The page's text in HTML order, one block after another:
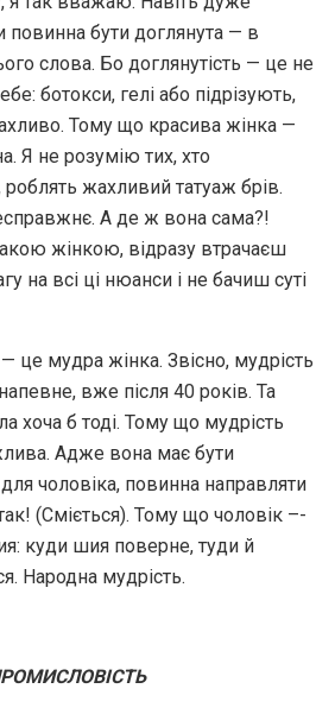
повинна бути доглянута — в
слова. Бо доглянутість — це не
ботокси, гелі або підрізують,
Тому що красива жінка —
Я не розумію тих, хто
роблять жахливий татуаж брів.
А де ж вона сама?!
жінкою, відразу втрачаєш
на всі ці нюанси і не бачиш суті
це мудра жінка. Звісно, мудрість
вже після 40 років. Та
хоча б тоді. Тому що мудрість
Адже вона має бути
чоловіка, повинна направляти
(Сміється). Тому що чоловік –-
куди шия поверне, туди й
Народна мудрість.